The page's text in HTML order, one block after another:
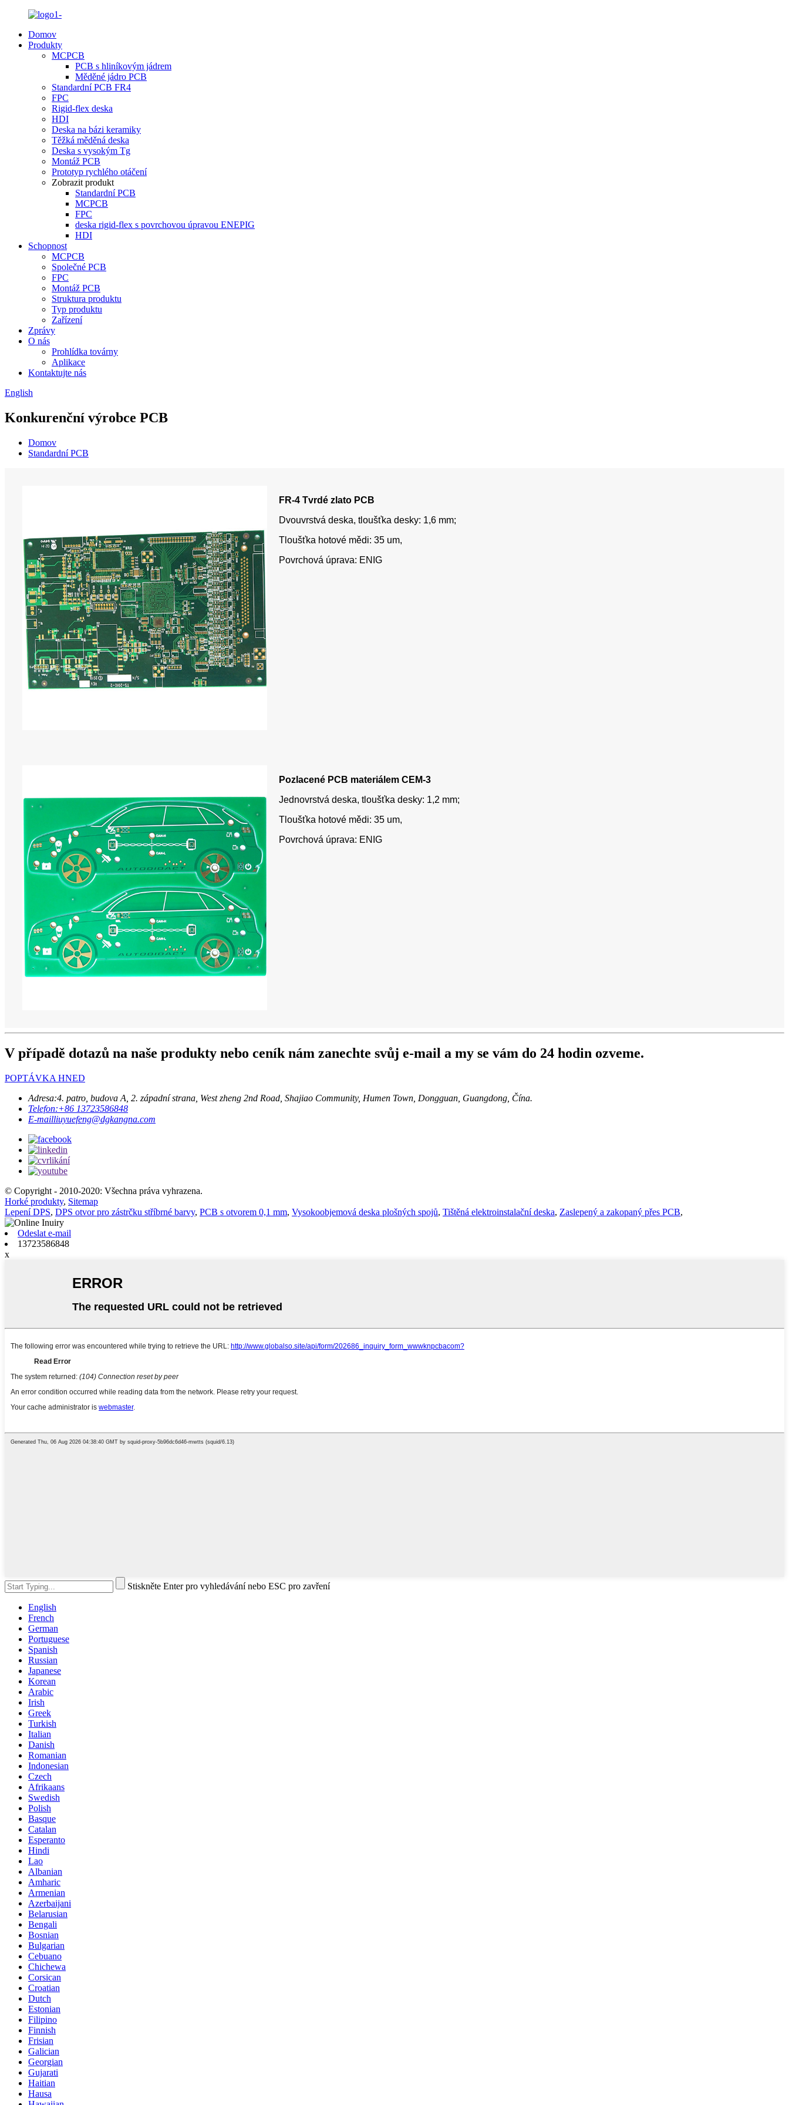
Domov
Produkty
MCPCB
PCB s hliníkovým jádrem
Měděné jádro PCB
Standardní PCB FR4
FPC
Rigid-flex deska
HDI
Deska na bázi keramiky
Těžká měděná deska
Deska s vysokým Tg
Montáž PCB
Prototyp rychlého otáčení
Zobrazit produkt
Standardní PCB
MCPCB
FPC
deska rigid-flex s povrchovou úpravou ENEPIG
HDI
Schopnost
MCPCB
Společné PCB
FPC
Montáž PCB
Struktura produktu
Typ produktu
Zařízení
Zprávy
O nás
Prohlídka továrny
Aplikace
Kontaktujte nás
English
Konkurenční výrobce PCB
Domov
Standardní PCB
FR-4 Tvrdé zlato PCB
Dvouvrstvá deska, tloušťka desky: 1,6 mm;
Tloušťka hotové mědi: 35 um,
Povrchová úprava: ENIG
Pozlacené PCB materiálem CEM-3
Jednovrstvá deska, tloušťka desky: 1,2 mm;
Tloušťka hotové mědi: 35 um,
Povrchová úprava: ENIG
V případě dotazů na naše produkty nebo ceník nám zanechte svůj e-mail a my se vám do 24 hodin ozveme.
POPTÁVKA HNED
Adresa:4. patro, budova A, 2. západní strana, West zheng 2nd Road, Shajiao Community, Humen Town, Dongguan, Guangdong, Čína.
Telefon:+86 13723586848
E-mailliuyuefeng@dgkangna.com
© Copyright - 2010-2020: Všechna práva vyhrazena.
Horké produkty, Sitemap
Lepení DPS, DPS otvor pro zástrčku stříbrné barvy, PCB s otvorem 0,1 mm, Vysokoobjemová deska plošných spojů, Tištěná elektroinstalační deska, Zaslepený a zakopaný přes PCB,
Odeslat e-mail
13723586848
x
Stiskněte Enter pro vyhledávání nebo ESC pro zavření
English
French
German
Portuguese
Spanish
Russian
Japanese
Korean
Arabic
Irish
Greek
Turkish
Italian
Danish
Romanian
Indonesian
Czech
Afrikaans
Swedish
Polish
Basque
Catalan
Esperanto
Hindi
Lao
Albanian
Amharic
Armenian
Azerbaijani
Belarusian
Bengali
Bosnian
Bulgarian
Cebuano
Chichewa
Corsican
Croatian
Dutch
Estonian
Filipino
Finnish
Frisian
Galician
Georgian
Gujarati
Haitian
Hausa